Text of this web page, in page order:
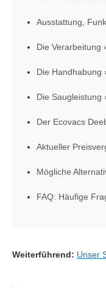
Ausstattung,
Die Verarbeitung
Die Handhabung
Die Saugleistung
Der Ecovacs
Aktueller
Mögliche
FAQ: Häufige
Weiterführend: Unser